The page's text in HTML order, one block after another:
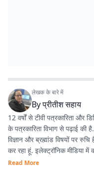
लेखक के बारे में
Byप्रीतीश सहाय
12 वर्षों से टीवी पत्रकारिता और
के पत्रकारिता विभाग से पढ़ाई की
विज्ञान और ब्रह्मांड विषयों पर रुचि है. बीते छह वर्षों से प्रभात खबर.कॉम के लिए
कर रहा हूं. इलेक्ट्रॉनिक मीडिया
काफी अच्छा रहा है.
Read More